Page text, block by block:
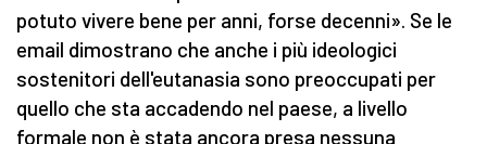
potuto vivere bene per anni, forse decenni». Se le
email dimostrano che anche i più ideologici
sostenitori dell'eutanasia sono preoccupati per
quello che sta accadendo nel paese, a livello
formale non è stata ancora presa nessuna